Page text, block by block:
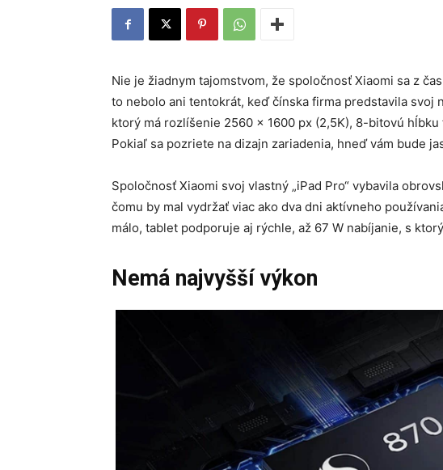
Nie je žiadnym tajomstvom, že spoločnosť Xiaomi sa z
to nebolo ani tentokrát, keď čínska firma predstavila svoj
ktorý má rozlíšenie 2560 x 1600 px (2,5K), 8-bitovú
Pokiaľ sa pozriete na dizajn zariadenia, hneď vám bude
Spoločnosť Xiaomi svoj vlastný „iPad Pro“ vybavila
čomu by mal vydržať viac ako dva dni aktívneho
málo, tablet podporuje aj rýchle, až 67 W nabíjanie, s
Nemá najvyšší výkon